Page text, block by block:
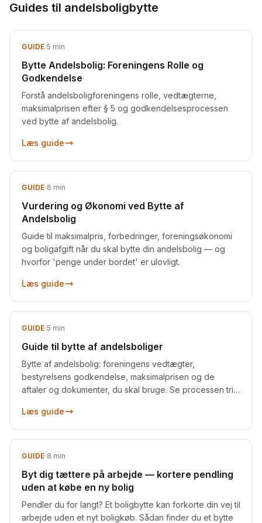
Guides til andelsboligbytte
GUIDE·5 min
Bytte Andelsbolig: Foreningens Rolle og
Godkendelse
Forstå andelsboligforeningens rolle, vedtægterne,
maksimalprisen efter § 5 og godkendelsesprocessen
ved bytte af andelsbolig.
Læs guide
GUIDE·6 min
Vurdering og Økonomi ved Bytte af
Andelsbolig
Guide til maksimalpris, forbedringer, foreningsøkonomi
og boligafgift når du skal bytte din andelsbolig — og
hvorfor 'penge under bordet' er ulovligt.
Læs guide
GUIDE·5 min
Guide til bytte af andelsboliger
Bytte af andelsbolig: foreningens vedtægter,
bestyrelsens godkendelse, maksimalprisen og de
aftaler og dokumenter, du skal bruge. Se processen trin
Læs guide
GUIDE·8 min
Byt dig tættere på arbejde — kortere pendling
uden at købe en ny bolig
Pendler du for langt? Et boligbytte kan forkorte din vej til
arbejde uden et nyt boligkøb. Sådan finder du et bytte